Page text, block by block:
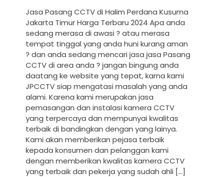
Jasa Pasang CCTV di Halim Perdana Kusuma
Jakarta Timur Harga Terbaru 2024 Apa anda
sedang merasa di awasi ? atau merasa
tempat tinggal yang anda huni kurang aman
? dan anda sedang mencari jasa jasa Pasang
CCTV di area anda ? jangan bingung anda
daatang ke website yang tepat, karna kami
JPCCTV siap mengatasi masalah yang anda
alami. Karena kami merupakan jasa
pemasangan dan instalasi kamera CCTV
yang terpercaya dan mempunyai kwalitas
terbaik di bandingkan dengan yang lainya.
Kami akan memberikan pejasa terbaik
kepada konsumen dan pelanggan kami
dengan memberikan kwalitas kamera CCTV
yang terbaik dan pekerja yang sudah ahli […]